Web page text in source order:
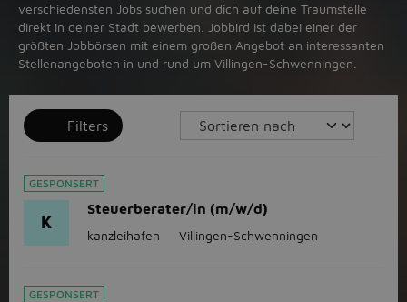
verschiedensten Jobs suchen und dich auf deine Traumstelle
direkt in deiner Stadt bewerben. Jobbird ist dabei einer der
größten Jobbörsen mit einem großen Angebot an interessanten
Stellenangeboten in und rund um Villingen-Schwenningen.
Filters
GESPONSERT
K
Steuerberater/in (m/w/d)
kanzleihafen Villingen-Schwenningen
GESPONSERT